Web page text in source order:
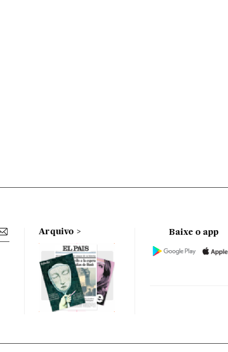
Arquivo Baixe o app